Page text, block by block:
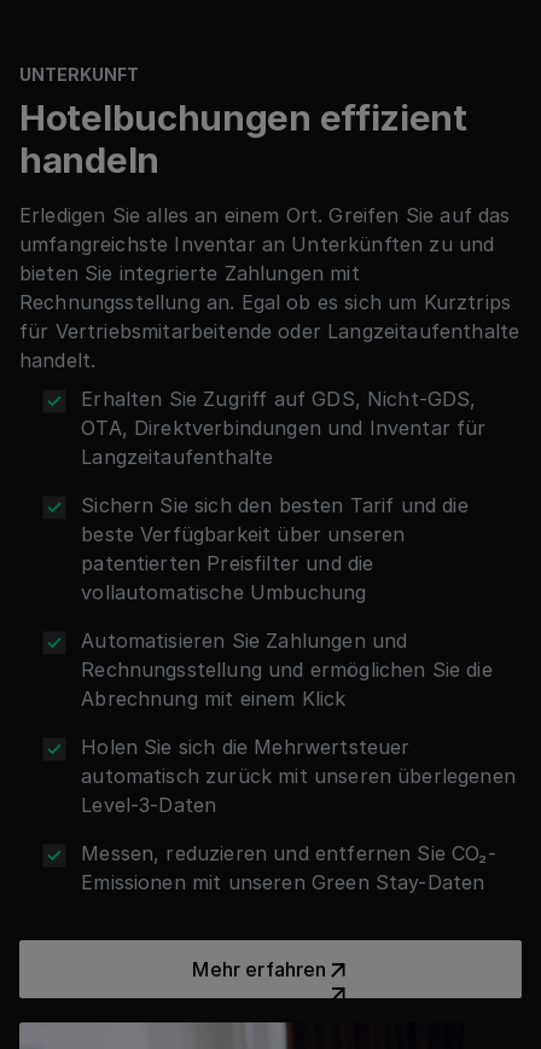
Lesen Sie die Fallstudie
UNTERKUNFT
Hotelbuchungen effizient
handeln
Erledigen Sie alles an einem Ort. Greifen Sie auf das
umfangreichste Inventar an Unterkünften zu und
bieten Sie integrierte Zahlungen mit
Rechnungsstellung an. Egal ob es sich um Kurztrips
für Vertriebsmitarbeitende oder Langzeitaufenthalte
handelt.
Erhalten Sie Zugriff auf GDS, Nicht-GDS,
OTA, Direktverbindungen und Inventar für
Langzeitaufenthalte
Sichern Sie sich den besten Tarif und die
beste Verfügbarkeit über unseren
patentierten Preisfilter und die
vollautomatische Umbuchung
Automatisieren Sie Zahlungen und
Rechnungsstellung und ermöglichen Sie die
Abrechnung mit einem Klick
Holen Sie sich die Mehrwertsteuer
automatisch zurück mit unseren überlegenen
Level-3-Daten
Messen, reduzieren und entfernen Sie CO₂-
Emissionen mit unseren Green Stay-Daten
Mehr erfahren